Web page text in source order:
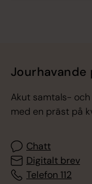
Jourhavande
Akut samtals-
med en präst på
Chatt
Digitalt brev
Telefon 112